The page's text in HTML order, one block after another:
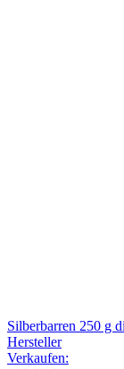
Silberbarren 250 g
Hersteller
Verkaufen: